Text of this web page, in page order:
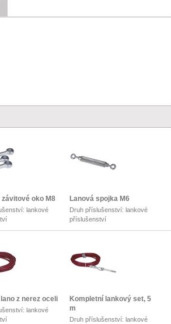
závitové oko M8
lankové
Lanová spojka M6
Druh příslušenství: lankové
příslušenství
z nerez oceli
lankové
Kompletní lankový set, 5
m
Druh příslušenství: lankové